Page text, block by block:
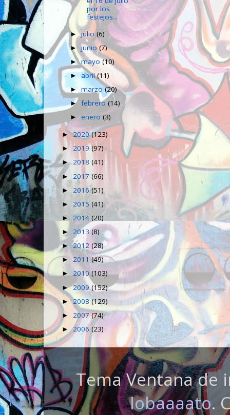
por los
festejos...
►julio(6)
►junio(7)
►mayo(10)
►abril(11)
►marzo(20)
►febrero(14)
►enero(3)
►2020(123)
► 2019(97)
►2018 (41)
► 2017 (66)
► 2016(51)
► 2015 (41)
► 2014 (20)
► 2013(8)
►2012 (28)
►2011 (49)
►2010(103)
►2009(152)
►2008(129)
► 2007(74)
►2006(23)
Tema Ventana de
lobaaaato.